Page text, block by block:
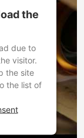
the
due to
visitor.
the site
the list of